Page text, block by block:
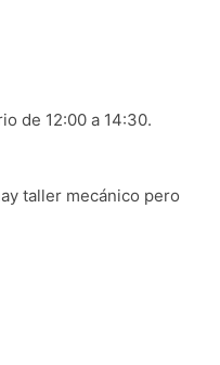
de 12:00 a 14:30.
taller mecánico pero